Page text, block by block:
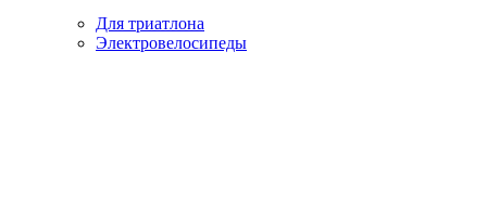
Для триатлона
Электровелосипеды